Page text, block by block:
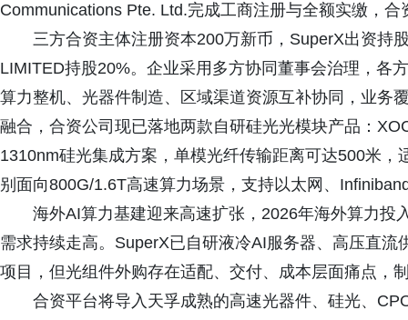
Communications Pte. Ltd.完成工商注册与全额实缴，合
三方合资主体注册资本200万新币，SuperX出资持
LIMITED持股20%。企业采用多方协同董事会治理，各
算力整机、光器件制造、区域渠道资源互补协同，业务
融合，合资公司现已落地两款自研硅光光模块产品：
1310nm硅光集成方案，单模光纤传输距离可达500米
别面向800G/1.6T高速算力场景，支持以太网、
海外AI算力基建迎来高速扩张，2026年海外算力投
需求持续走高。SuperX已自研液冷AI服务器、高压直
项目，但光组件外购存在适配、交付、成本层面痛点，
合资平台将导入天孚成熟的高速光器件、硅光、